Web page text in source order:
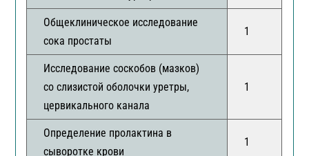
Общеклиническое исследование
сока простаты
1
Исследование соскобов (мазков)
со слизистой оболочки уретры,
цервикального канала
1
Определение пролактина в
сыворотке крови
1